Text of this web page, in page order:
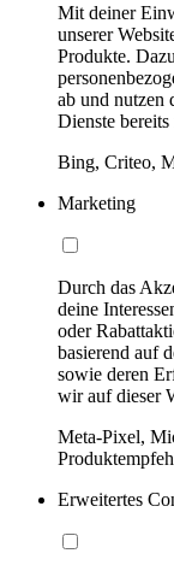
Mit deiner
unserer
Produkte.
ab und nutzen
Dienste bereits
Bing, Criteo,
Marketing
Durch das
deine
oder
basierend auf
sowie deren
wir auf dieser
Meta-Pixel,
Erweitertes